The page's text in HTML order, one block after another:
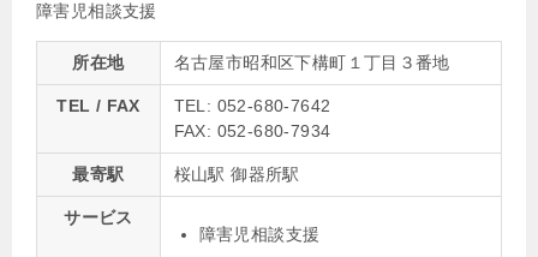
障害児相談支援
所在地 名古屋市昭和区下構町１丁目３番地
TEL / FAX
TEL: 052-680-7642
FAX: 052-680-7934
最寄駅 桜山駅 御器所駅
サービス
障害児相談支援